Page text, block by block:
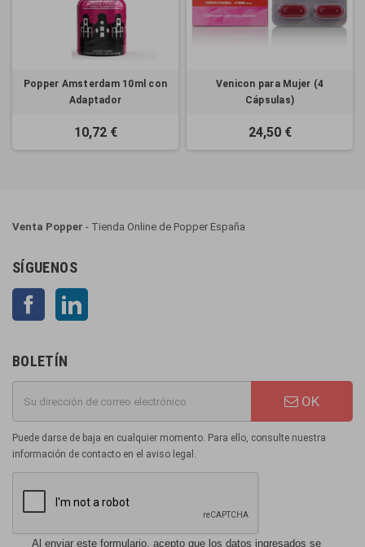
Popper Amsterdam 10ml con
Adaptador
10,72 €
Venicon para Mujer (4
Cápsulas)
24,50 €
Venta Popper - Tienda Online de Popper España
SÍGUENOS
Facebook
BOLETÍN
OK
Puede darse de baja en cualquier momento. Para ello, consulte nuestra
información de contacto en el aviso legal.
Al enviar este formulario, acepto que los datos ingresados se